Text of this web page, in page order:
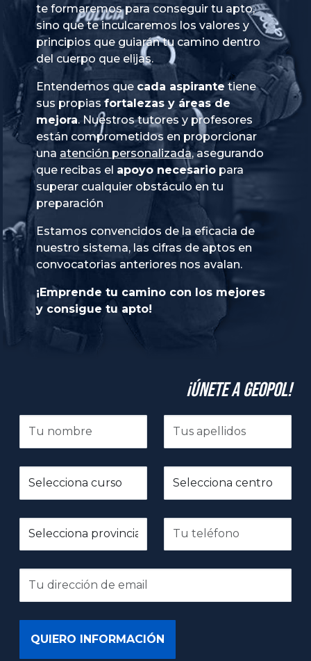
te formaremos para conseguir tu apto,
sino que te inculcaremos los valores y
principios que guiarán tu camino dentro
del cuerpo que elijas.
Entendemos que cada aspirante tiene
sus propias fortalezas y áreas de
mejora. Nuestros tutores y profesores
están comprometidos en proporcionar
una atención personalizada, asegurando
que recibas el apoyo necesario para
superar cualquier obstáculo en tu
preparación
Estamos convencidos de la eficacia de
nuestro sistema, las cifras de aptos en
convocatorias anteriores nos avalan.
¡Emprende tu camino con los mejores
y consigue tu apto!
¡Únete a GeoPol!